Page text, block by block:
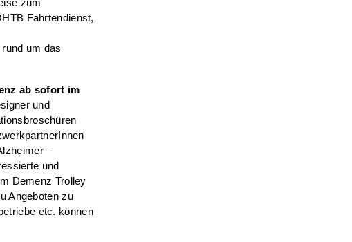
zum
Fahrtendienst,
um das
ab sofort im
und
–
und
Demenz Trolley
Angeboten zu
etc. können